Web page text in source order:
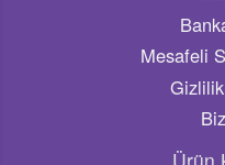
Aromaterapi
Haber &
Kantaron Yağı